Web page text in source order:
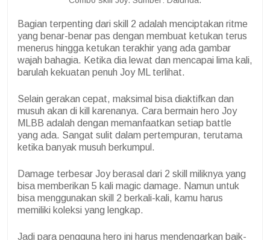
Bagian terpenting dari skill 2 adalah menciptakan ritme
yang benar-benar pas dengan membuat ketukan terus
menerus hingga ketukan terakhir yang ada gambar
wajah bahagia. Ketika dia lewat dan mencapai lima kali,
barulah kekuatan penuh Joy ML terlihat.
Selain gerakan cepat, maksimal bisa diaktifkan dan
musuh akan di kill karenanya. Cara bermain hero Joy
MLBB adalah dengan memanfaatkan setiap battle
yang ada. Sangat sulit dalam pertempuran, terutama
ketika banyak musuh berkumpul.
Damage terbesar Joy berasal dari 2 skill miliknya yang
bisa memberikan 5 kali magic damage. Namun untuk
bisa menggunakan skill 2 berkali-kali, kamu harus
memiliki koleksi yang lengkap.
Jadi para pengguna hero ini harus mendengarkan baik-